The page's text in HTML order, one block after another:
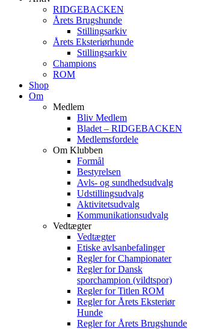
RIDGEBACKEN
Årets Brugshunde
Stillingsarkiv
Årets Eksteriørhunde
Stillingsarkiv
Champions
ROM
Shop
Om
Medlem
Bliv Medlem
Bladet – RIDGEBACKEN
Medlemsfordele
Om Klubben
Formål
Bestyrelsen
Avls- og sundhedsudvalg
Udstillingsudvalg
Aktivitetsudvalg
Kommunikationsudvalg
Vedtægter
Vedtægter
Etiske avlsanbefalinger
Regler for Championater
Regler for Dansk
sporchampion (vildtspor)
Regler for Titlen ROM
Regler for Årets Eksteriør
Hunde
Regler for Årets Brugshunde